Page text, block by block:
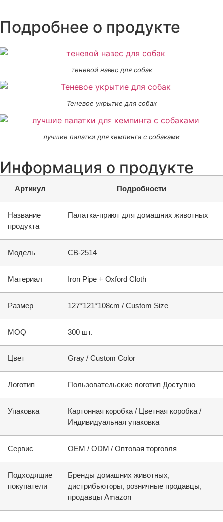
Подробнее о продукте
теневой навес для собак
Теневое укрытие для собак
лучшие палатки для кемпинга с собаками
Информация о продукте
Артикул Подробности
Название
продукта
Палатка-приют для домашних животных
Модель CB-2514
Материал Iron Pipe + Oxford Cloth
Размер 127*121*108cm / Custom Size
MOQ 300 шт.
Цвет Gray / Custom Color
Логотип Пользовательские логотип Доступно
Упаковка
Картонная коробка / Цветная коробка /
Индивидуальная упаковка
Сервис OEM / ODM / Оптовая торговля
Подходящие
покупатели
Бренды домашних животных,
дистрибьюторы, розничные продавцы,
продавцы Amazon